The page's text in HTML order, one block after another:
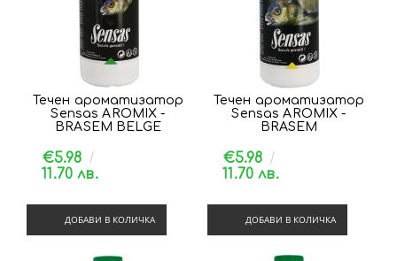
Течен ароматизатор
Sensas AROMIX -
BRASEM BELGE
€5.98
11.70 лв.
ДОБАВИ В КОЛИЧКА
Течен ароматизатор
Sensas AROMIX -
BRASEM
€5.98
11.70 лв.
ДОБАВИ В КОЛИЧКА